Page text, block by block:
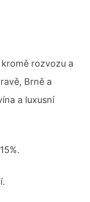
rozvozu a
Brně a
a luxusní